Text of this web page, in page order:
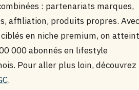
: partenariats marques,
affiliation, produits propres. Avec
en niche premium, on atteint
000 abonnés en lifestyle
Pour aller plus loin, découvrez
.